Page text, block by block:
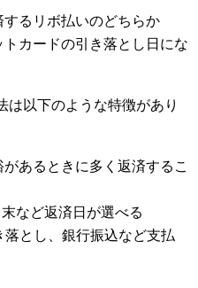
るリボ払いのどちらか
カードの引き落とし日にな
は以下のような特徴があり
あるときに多く返済するこ
など返済日が選べる
とし、銀行振込など支払